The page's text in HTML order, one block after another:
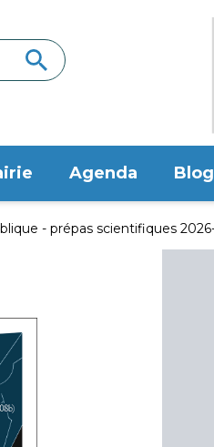
Agenda
- prépas scientifiques